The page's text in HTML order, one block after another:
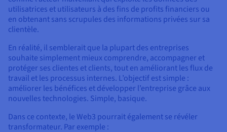
utilisatrices et utilisateurs à des fins de profits financiers ou
en obtenant sans scrupules des informations privées sur sa
clientèle.
En réalité, il semblerait que la plupart des entreprises
souhaite simplement mieux comprendre, accompagner et
protéger ses clientes et clients, tout en améliorant les flux de
travail et les processus internes. L’objectif est simple :
améliorer les bénéfices et développer l’entreprise grâce aux
nouvelles technologies. Simple, basique.
Dans ce contexte, le Web3 pourrait également se révéler
transformateur. Par exemple :